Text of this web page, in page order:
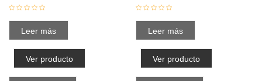
Leer más
Ver producto
Leer más
Ver producto